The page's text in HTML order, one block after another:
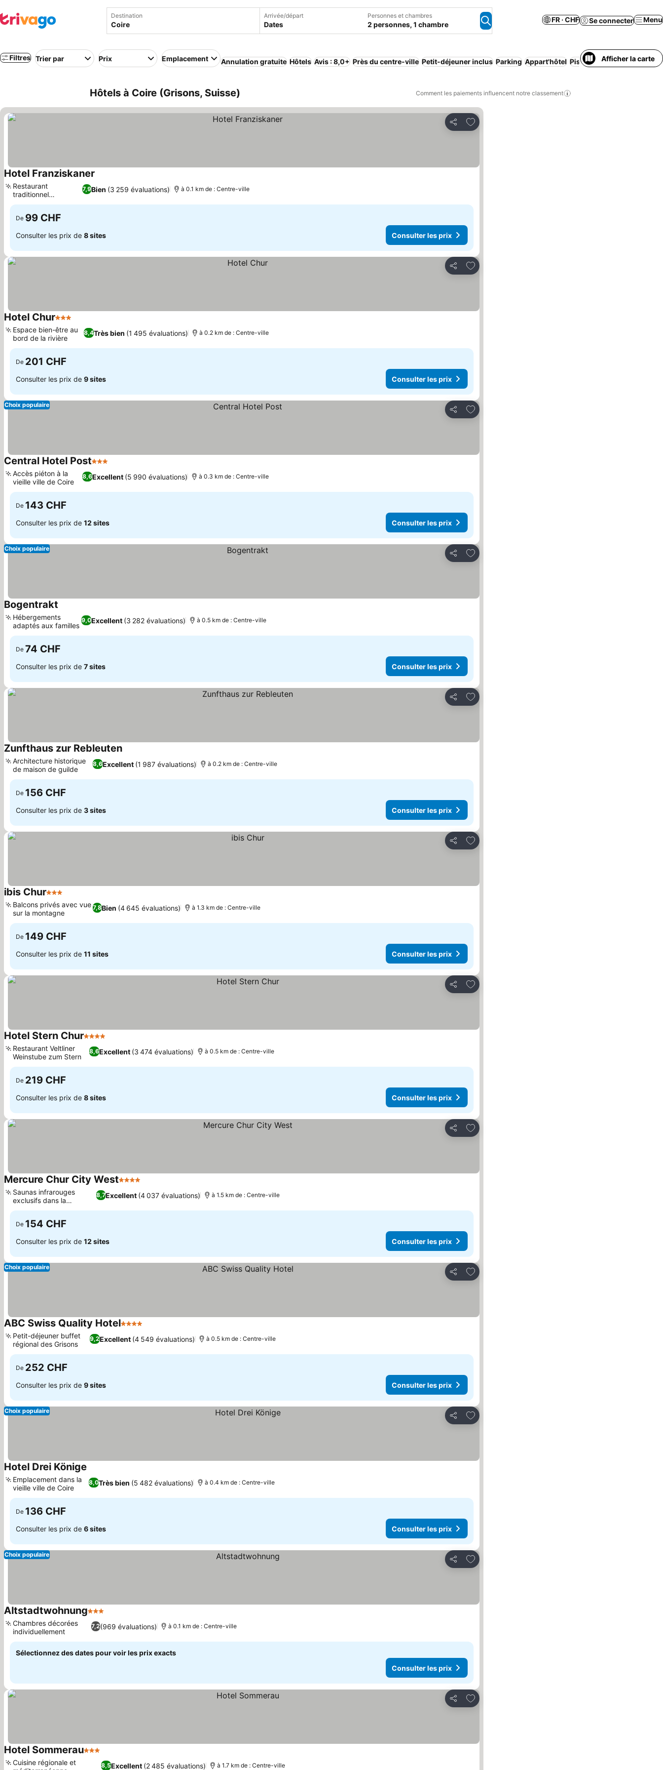
Destination Arrivée/départ
Dates
Personnes et chambres
2 personnes, 1 chambre
FR · CHF Se connecter Menu
Filtres Trier par Prix Emplacement Annulation gratuite Hôtels Avis : 8,0+ Près du centre-ville Petit-déjeuner inclus Parking Appart'hôtel Piscine Climatisation
Afficher la carte
Hôtels à Coire (Grisons, Suisse) Comment les paiements influencent notre classement
Partager
Ajouter à mes favoris
Hotel Franziskaner
7,9Bien (3 259 évaluations)
Restaurant
traditionnel
Arvenstube
à 0.1 km de : Centre-ville
De 99 CHF
Consulter les prix de 8 sites Consulter les prix
Partager
Ajouter à mes favoris
Hotel Chur3 Étoiles
8,4Très bien (1 495 évaluations)
Espace bien-être au
bord de la rivière
à 0.2 km de : Centre-ville
De 201 CHF
Consulter les prix de 9 sites Consulter les prix
Partager
Ajouter à mes favoris
Choix populaire
Central Hotel Post3 Étoiles
8,6Excellent (5 990 évaluations)
Accès piéton à la
vieille ville de Coire
à 0.3 km de : Centre-ville
De 143 CHF
Consulter les prix de 12 sites Consulter les prix
Partager
Ajouter à mes favoris
Choix populaire
Bogentrakt
9,0Excellent (3 282 évaluations)
Hébergements
adaptés aux familles
à 0.5 km de : Centre-ville
De 74 CHF
Consulter les prix de 7 sites Consulter les prix
Partager
Ajouter à mes favoris
Zunfthaus zur RebleutenConsulter les prix
8,6Excellent (1 987 évaluations)
Architecture historique
de maison de guilde
à 0.2 km de : Centre-ville
De 156 CHF
Consulter les prix de 3 sites Consulter les prix
Partager
Ajouter à mes favoris
ibis Chur3 Étoiles
7,8Bien (4 645 évaluations)
Balcons privés avec vue
sur la montagne
à 1.3 km de : Centre-ville
De 149 CHF
Consulter les prix de 11 sites Consulter les prix
Partager
Ajouter à mes favoris
Hotel Stern Chur4 Étoiles
8,6Excellent (3 474 évaluations)
Restaurant Veltliner
Weinstube zum Stern
à 0.5 km de : Centre-ville
De 219 CHF
Consulter les prix de 8 sites Consulter les prix
Partager
Ajouter à mes favoris
Mercure Chur City West4 Étoiles
8,7Excellent (4 037 évaluations)
Saunas infrarouges
exclusifs dans la
chambre
à 1.5 km de : Centre-ville
De 154 CHF
Consulter les prix de 12 sites Consulter les prix
Partager
Ajouter à mes favoris
Choix populaire
ABC Swiss Quality Hotel4 Étoiles
9,2Excellent (4 549 évaluations)
Petit-déjeuner buffet
régional des Grisons
à 0.5 km de : Centre-ville
De 252 CHF
Consulter les prix de 9 sites Consulter les prix
Partager
Ajouter à mes favoris
Choix populaire
Hotel Drei Könige
8,0Très bien (5 482 évaluations)
Emplacement dans la
vieille ville de Coire
à 0.4 km de : Centre-ville
De 136 CHF
Consulter les prix de 6 sites Consulter les prix
Partager
Ajouter à mes favoris
Choix populaire
Altstadtwohnung3 Étoiles
7,2(969 évaluations)
Chambres décorées
individuellement
à 0.1 km de : Centre-ville
Sélectionnez des dates pour voir les prix exacts
Consulter les prix
Partager
Ajouter à mes favoris
Hotel Sommerau3 Étoiles
8,5Excellent (2 485 évaluations)
Cuisine régionale et
à 1.7 km de : Centre-ville